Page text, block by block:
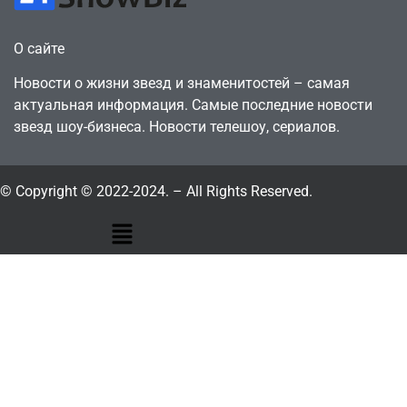
О сайте
Новости о жизни звезд и знаменитостей – самая
актуальная информация. Самые последние новости
звезд шоу-бизнеса. Новости телешоу, сериалов.
© Copyright © 2022-2024. – All Rights Reserved.